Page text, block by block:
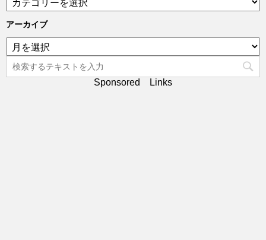
テ
ゴ
リ
ー
アーカイブ
ア
ー
カ
イ
Sponsored Links